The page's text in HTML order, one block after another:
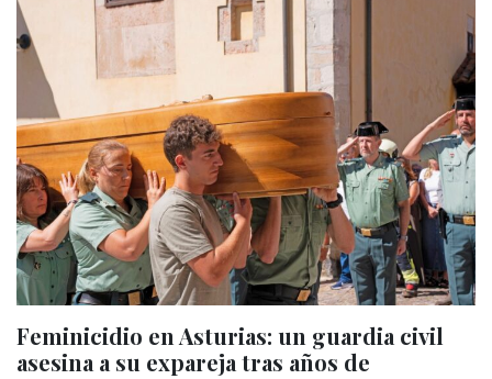
Feminicidio en Asturias: un guardia civil
asesina a su expareja tras años de